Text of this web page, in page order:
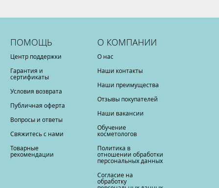
ПОМОЩЬ
Центр поддержки
Гарантия и
сертификаты
Условия возврата
Публичная оферта
Вопросы и ответы
Свяжитесь с нами
Товарные
рекомендации
О КОМПАНИИ
О нас
Наши контакты
Наши преимущества
Отзывы покупателей
Наши вакансии
Обучение
косметологов
Политика в
отношении обработки
персональных данных
Согласие на
обработку